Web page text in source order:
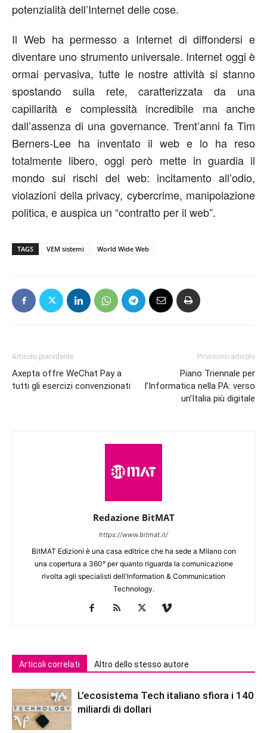
potenzialità dell’Internet delle cose.
Il Web ha permesso a Internet di diffondersi e
diventare uno strumento universale. Internet oggi è
ormai pervasiva, tutte le nostre attività si stanno
spostando sulla rete, caratterizzata da una
capillarità e complessità incredibile ma anche
dall’assenza di una governance. Trent’anni fa Tim
Berners-Lee ha inventato il web e lo ha reso
totalmente libero, oggi però mette in guardia il
mondo sui rischi del web: incitamento all’odio,
violazioni della privacy, cybercrime, manipolazione
politica, e auspica un “contratto per il web”.
TAGS VEM sistemi World Wide Web
Articolo precedente
Axepta offre WeChat Pay a
tutti gli esercizi convenzionati
Prossimo articolo
Piano Triennale per
l’Informatica nella PA: verso
un’Italia più digitale
Redazione BitMAT
https://www.bitmat.it/
BitMAT Edizioni è una casa editrice che ha sede a Milano con
una copertura a 360° per quanto riguarda la comunicazione
rivolta agli specialisti dell'lnformation & Communication
Technology.
Articoli correlati Altro dello stesso autore
L’ecosistema Tech italiano sfiora i 140
miliardi di dollari